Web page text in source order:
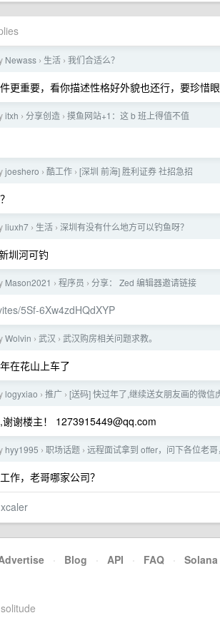
Newass › 生活 › 我们合适么？
更重要，看你描述性格好外貌也还行，要珍惜眼
itxh › 分享创造 › 摸鱼网站+1：这 b 班上得值不值
joeshero › 酷工作 › [深圳 前海] 胜利证券 社招急招
liuxh7 › 生活 › 深圳有没有什么地方可以钓鱼呀？
圳河可钓
Mason2021 › 程序员 › 分享： Zed 编辑器邀请链接
5Sf-6Xw4zdHQdXYP
Wolvin › 武汉 › 武汉购房相关问题求教。
在花山上车了
logyxiao › 推广 › [送码] 快过年了,继续送女朋友画的微信
谢楼主！ 1273915449@qq.com
hyy1995 › 职场话题 › 远程面试拿到 offer，问下各位老
作，老哥哪家公司？
· Blog · API · FAQ · Solana